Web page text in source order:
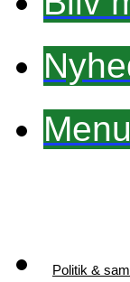
Menu
Politik &